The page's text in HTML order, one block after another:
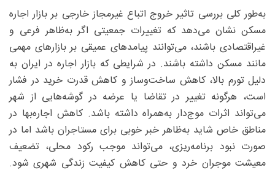
به‌طور کلی بررسی تاثیر خروج اتباع غیرمجاز خارجی بر بازار اجاره
مسکن نشان می‌دهد که تغییرات جمعیتی اگر به‌ظاهر فرعی و
غیراقتصادی باشند، می‌توانند پیامدهای عمیقی بر بازارهای مهمی
مانند مسکن داشته باشند. در شرایطی که بازار اجاره در ایران به
دلیل تورم بالا، کاهش ساخت‌وساز و کاهش قدرت خرید در فشار
است، هرگونه تغییر در تقاضا یا عرضه در گوشه‌هایی از شهر
می‌تواند اثرات موج‌دار به‌همراه داشته باشد. کاهش اجاره‌بها در
مناطق خاص شاید به‌ظاهر خبر خوبی برای مستاجران باشد اما در
صورت نبود برنامه‌ریزی، می‌تواند موجب رکود محلی، تضعیف
معیشت موجران خرد و حتی کاهش کیفیت زندگی شهری شود.